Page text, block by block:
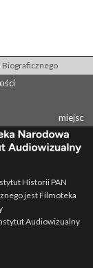
Biograficznego
miejsc
Historii PAN
jest Filmoteka
Audiowizualny